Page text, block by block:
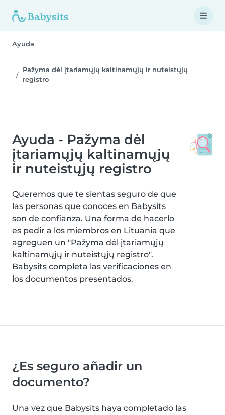
Ayuda
Pažyma dėl įtariamųjų kaltinamųjų ir nuteistųjų
registro
Ayuda - Pažyma dėl
įtariamųjų kaltinamųjų
ir nuteistųjų registro
Queremos que te sientas seguro de que
las personas que conoces en Babysits
son de confianza. Una forma de hacerlo
es pedir a los miembros en Lituania que
agreguen un "Pažyma dėl įtariamųjų
kaltinamųjų ir nuteistųjų registro".
Babysits completa las verificaciones en
los documentos presentados.
¿Es seguro añadir un
documento?
Una vez que Babysits haya completado las